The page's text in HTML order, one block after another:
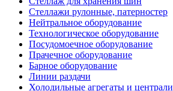
Стеллажи рулонные, патерностер
Нейтральное оборудование
Технологическое оборудование
Посудомоечное оборудование
Прачечное оборудование
Барное оборудование
Линии раздачи
Холодильные агрегаты и централи